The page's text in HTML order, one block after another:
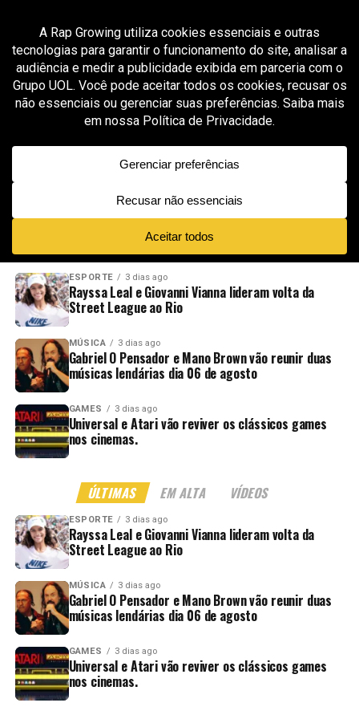
All posts tagged "Nutella Lezin"
MÚSICA 2 meses ago
Lezin transforma clima de Copa e Dia dos
Namorados em trilha romântica no EP “Amor
de Copa”
NOVIDADES EM ALTA VÍDEOS
ESPORTE 3 dias ago
Rayssa Leal e Giovanni Vianna lideram volta da
Street League ao Rio
MÚSICA 3 dias ago
Gabriel O Pensador e Mano Brown vão reunir duas
músicas lendárias dia 06 de agosto
GAMES 3 dias ago
Universal e Atari vão reviver os clássicos games
nos cinemas.
ÚLTIMAS EM ALTA VÍDEOS
ESPORTE 3 dias ago
Rayssa Leal e Giovanni Vianna lideram volta da
Street League ao Rio
MÚSICA 3 dias ago
Gabriel O Pensador e Mano Brown vão reunir duas
músicas lendárias dia 06 de agosto
GAMES 3 dias ago
Universal e Atari vão reviver os clássicos games
nos cinemas.